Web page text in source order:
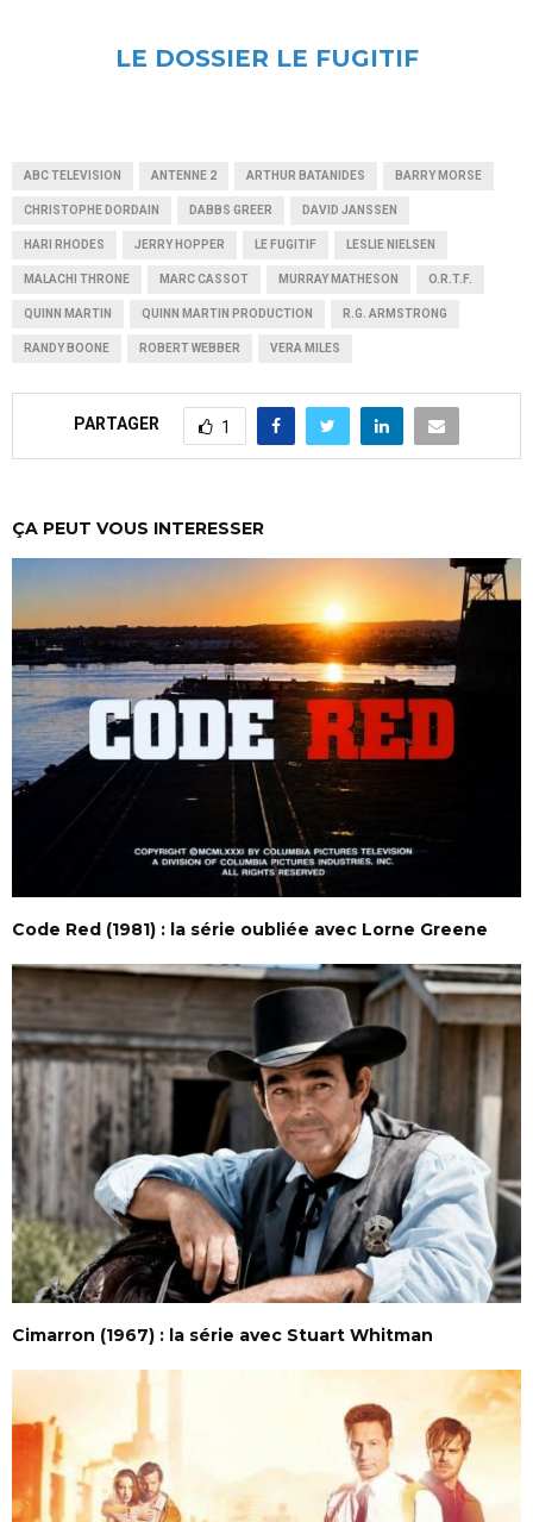
LE DOSSIER LE FUGITIF
ABC TELEVISION ANTENNE 2 ARTHUR BATANIDES BARRY MORSE
CHRISTOPHE DORDAIN DABBS GREER DAVID JANSSEN
HARI RHODES JERRY HOPPER LE FUGITIF LESLIE NIELSEN
MALACHI THRONE MARC CASSOT MURRAY MATHESON O.R.T.F.
QUINN MARTIN QUINN MARTIN PRODUCTION R.G. ARMSTRONG
RANDY BOONE ROBERT WEBBER VERA MILES
PARTAGER 1
ÇA PEUT VOUS INTERESSER
Code Red (1981) : la série oubliée avec Lorne Greene
Cimarron (1967) : la série avec Stuart Whitman